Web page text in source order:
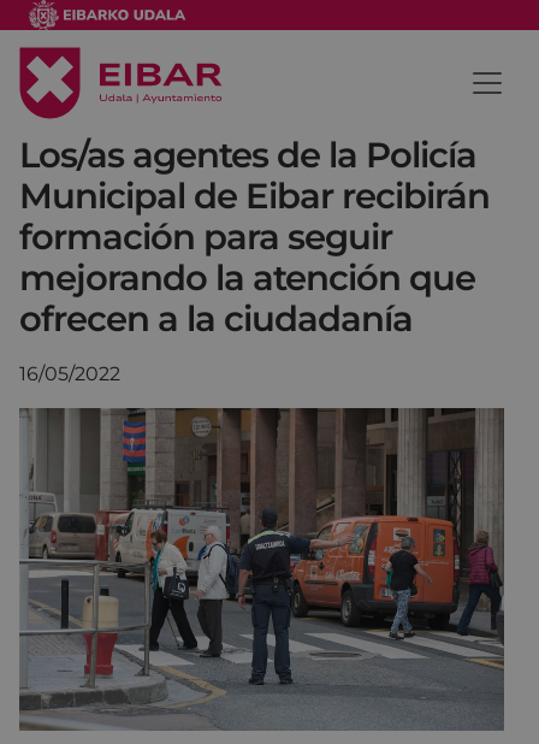
Los/as agentes de la Policía
Municipal de Eibar recibirán
formación para seguir
mejorando la atención que
ofrecen a la ciudadanía
16/05/2022